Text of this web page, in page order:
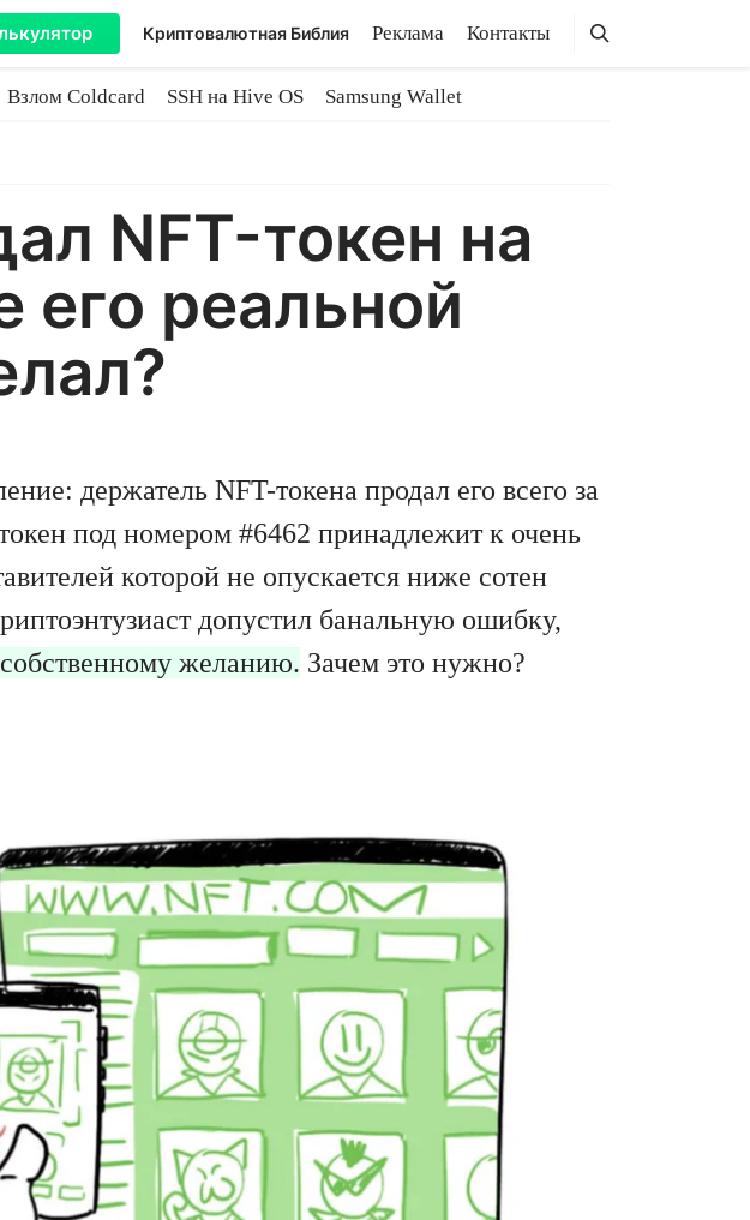
Криптовалютная Библия Реклама Контакты Поиск
Поиск
Взлом Coldcard SSH на Hive OS
Samsung Wallet
NFT-токен на
его реальной
держатель NFT-токена продал его всего за
под номером #6462 принадлежит к очень
которой не опускается ниже сотен
допустил банальную ошибку,
собственному желанию. Зачем это нужно?